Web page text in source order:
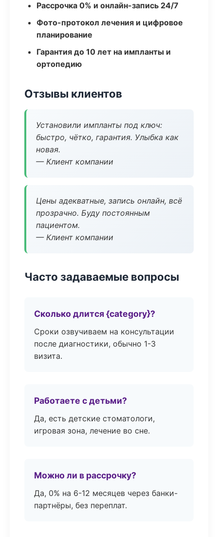
Рассрочка 0% и онлайн-запись 24/7
Фото-протокол лечения и цифровое
планирование
Гарантия до 10 лет на импланты и
ортопедию
Отзывы клиентов
Установили импланты под ключ:
быстро, чётко, гарантия. Улыбка как
новая.
— Клиент компании
Цены адекватные, запись онлайн, всё
прозрачно. Буду постоянным
пациентом.
— Клиент компании
Часто задаваемые вопросы
Сколько длится {category}?
Сроки озвучиваем на консультации
после диагностики, обычно 1-3
визита.
Работаете с детьми?
Да, есть детские стоматологи,
игровая зона, лечение во сне.
Можно ли в рассрочку?
Да, 0% на 6-12 месяцев через банки-
партнёры, без переплат.